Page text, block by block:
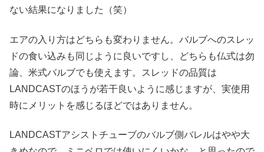
ない結果になりました（笑）
エアの入り方はどちらも変わりません。バルブへのスレッ
ドの食い込みも同じように良いですし、どちらも仏式は勿
論、米式バルブでも使えます。スレッドの品質は
LANDCASTのほうが若干良いように感じますが、実使用
時にメリットを感じるほどではありません。
LANDCASTアシストチューブのバルブ側バレルはやや大